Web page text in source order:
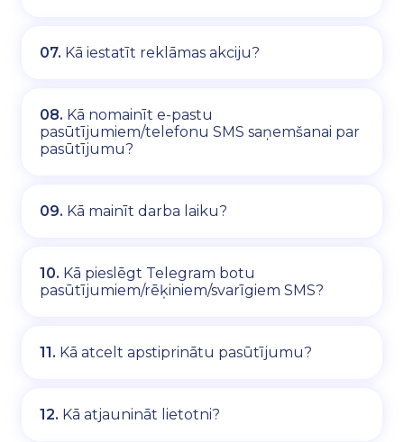
07. Kā iestatīt reklāmas akciju?
08. Kā nomainīt e-pastu
pasūtījumiem/telefonu SMS saņemšanai par
pasūtījumu?
09. Kā mainīt darba laiku?
10. Kā pieslēgt Telegram botu
pasūtījumiem/rēķiniem/svarīgiem SMS?
11. Kā atcelt apstiprinātu pasūtījumu?
12. Kā atjaunināt lietotni?